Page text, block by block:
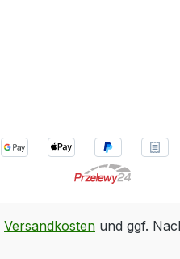
Versandkosten und ggf.